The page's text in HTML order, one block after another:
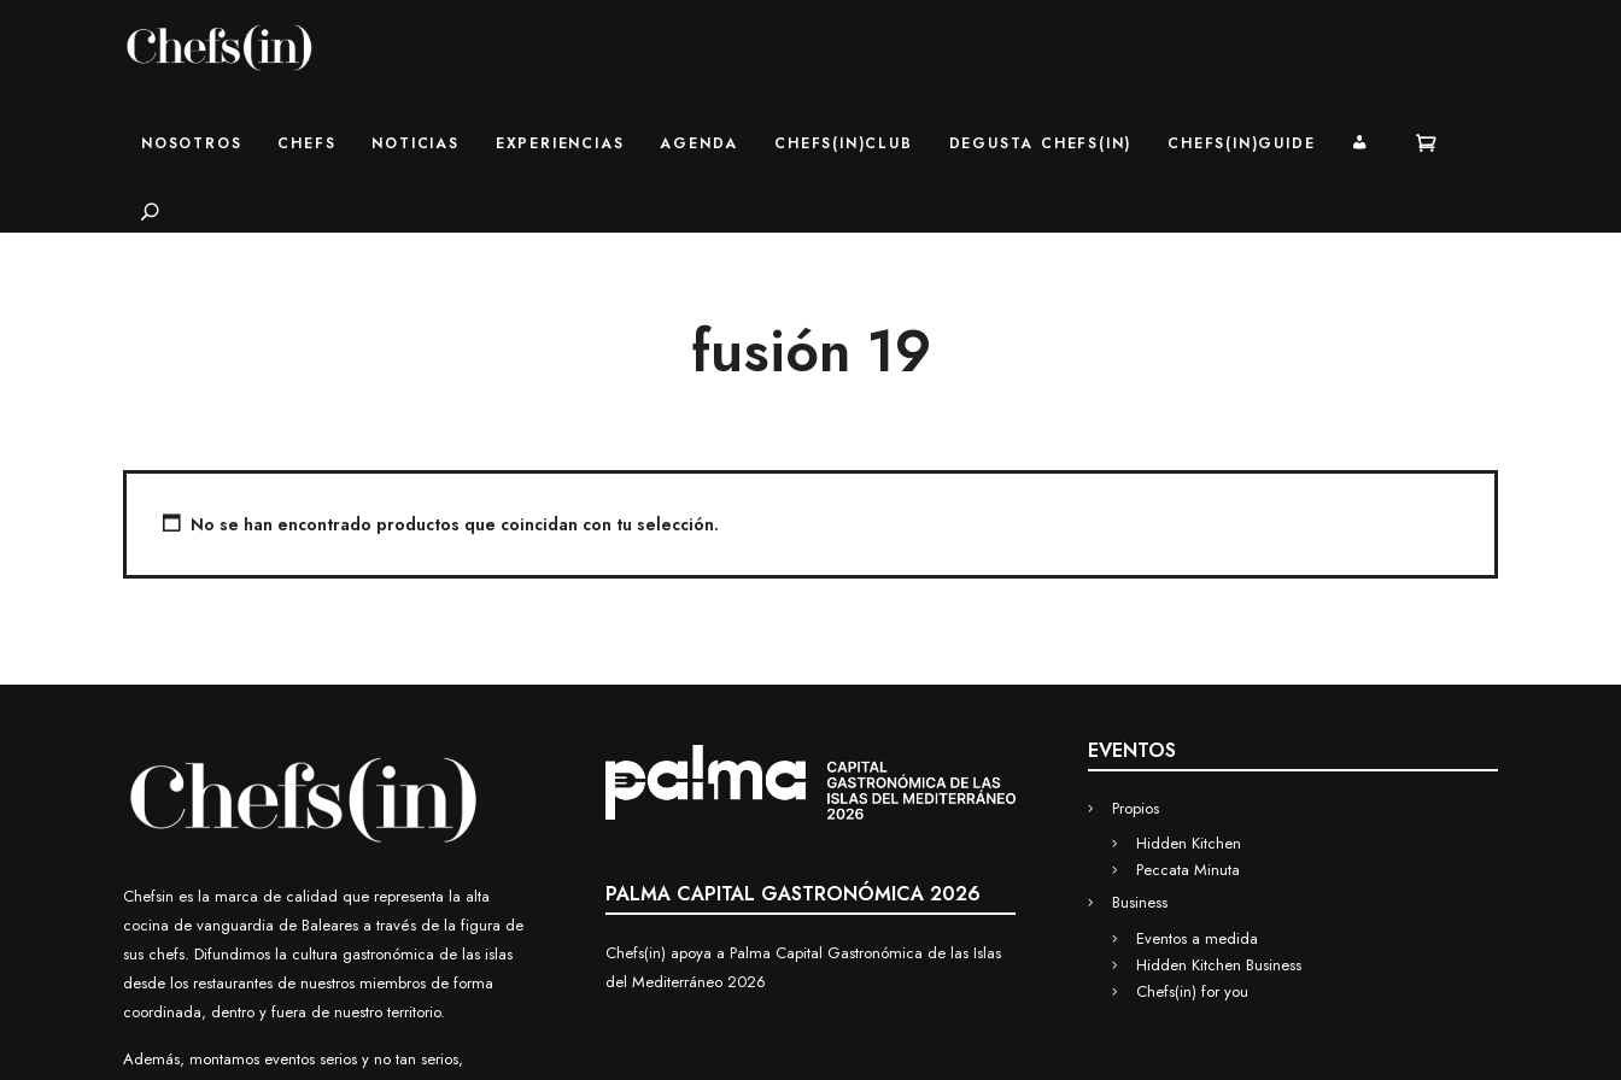
NOSOTROS CHEFS NOTICIAS EXPERIENCIAS AGENDA CHEFS(IN)CLUB DEGUSTA CHEFS(IN) CHEFS(IN)GUIDE MI CUENTA
fusión 19
No se han encontrado productos que coincidan con tu selección.
Chefsin es la marca de calidad que representa la alta
cocina de vanguardia de Baleares a través de la figura de
sus chefs. Difundimos la cultura gastronómica de las islas
desde los restaurantes de nuestros miembros de forma
coordinada, dentro y fuera de nuestro territorio.
Además, montamos eventos serios y no tan serios,
PALMA CAPITAL GASTRONÓMICA 2026
Chefs(in) apoya a Palma Capital Gastronómica de las Islas
del Mediterráneo 2026
EVENTOS
Propios
Hidden Kitchen
Peccata Minuta
Business
Eventos a medida
Hidden Kitchen Business
Chefs(in) for you